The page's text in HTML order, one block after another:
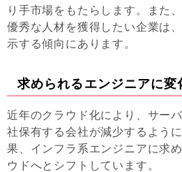
り手市場をもたらします。また
優秀な人材を獲得したい企業は
示する傾向にあります。
求められるエンジニアに変
近年のクラウド化により、サー
社保有する会社が減少するよう
果、インフラ系エンジニアに求
ウドへとシフトしています。